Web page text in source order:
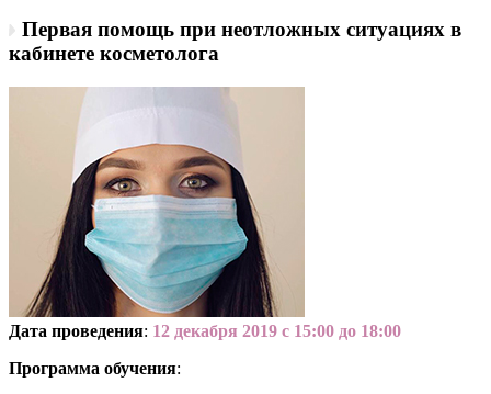
Первая помощь при неотложных ситуациях в
кабинете косметолога
Дата проведения: 12 декабря 2019 с 15:00 до 18:00
Программа обучения: